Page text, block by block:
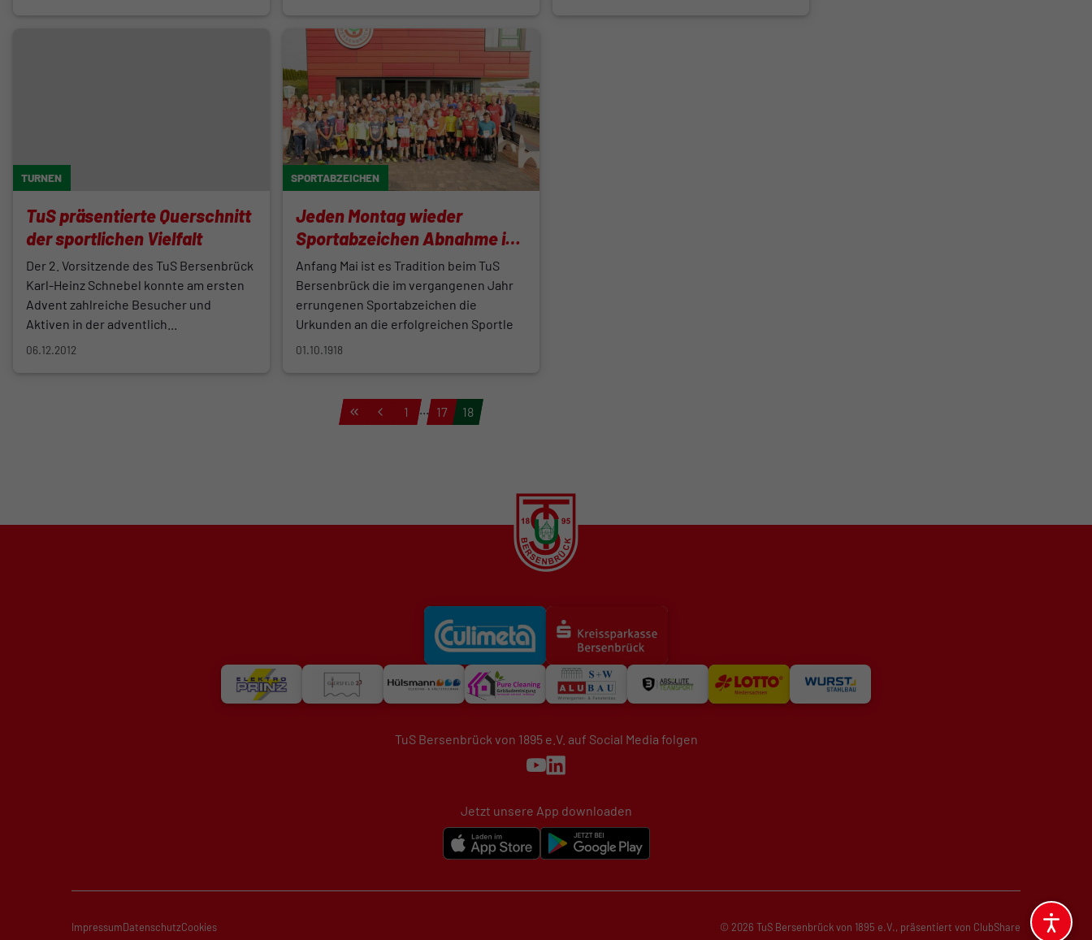
TURNEN
TuS präsentierte Querschnitt
der sportlichen Vielfalt
Der 2. Vorsitzende des TuS Bersenbrück
Karl-Heinz Schnebel konnte am ersten
Advent zahlreiche Besucher und
Aktiven in der adventlich...
06.12.2012
SPORTABZEICHEN
Jeden Montag wieder
Sportabzeichen Abnahme im
Hemke Stadion
Anfang Mai ist es Tradition beim TuS
Bersenbrück die im vergangenen Jahr
errungenen Sportabzeichen die
Urkunden an die erfolgreichen Sportle
01.10.1918
1 ... 17 18
TuS Bersenbrück von 1895 e.V. auf Social Media folgen
Jetzt unsere App downloaden
ImpressumDatenschutzCookies © 2026 TuS Bersenbrück von 1895 e.V., präsentiert von ClubShare